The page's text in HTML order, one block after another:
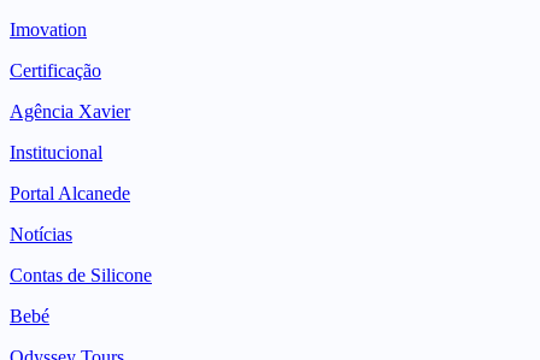
Imovation
Certificação
Agência Xavier
Institucional
Portal Alcanede
Notícias
Contas de Silicone
Bebé